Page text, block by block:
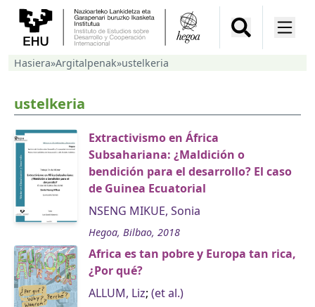
Hasiera»Argitalpenak»ustelkeria
ustelkeria
Extractivismo en África
Subsahariana: ¿Maldición o
bendición para el desarrollo? El caso
de Guinea Ecuatorial
NSENG MIKUE, Sonia
Hegoa, Bilbao, 2018
Africa es tan pobre y Europa tan rica,
¿Por qué?
ALLUM, Liz; (et al.)